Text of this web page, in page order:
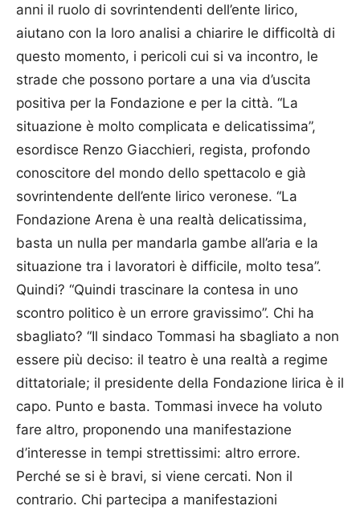
anni il ruolo di sovrintendenti dell’ente lirico,
aiutano con la loro analisi a chiarire le difficoltà di
questo momento, i pericoli cui si va incontro, le
strade che possono portare a una via d’uscita
positiva per la Fondazione e per la città. “La
situazione è molto complicata e delicatissima”,
esordisce Renzo Giacchieri, regista, profondo
conoscitore del mondo dello spettacolo e già
sovrintendente dell’ente lirico veronese. “La
Fondazione Arena è una realtà delicatissima,
basta un nulla per mandarla gambe all’aria e la
situazione tra i lavoratori è difficile, molto tesa”.
Quindi? “Quindi trascinare la contesa in uno
scontro politico è un errore gravissimo”. Chi ha
sbagliato? “Il sindaco Tommasi ha sbagliato a non
essere più deciso: il teatro è una realtà a regime
dittatoriale; il presidente della Fondazione lirica è il
capo. Punto e basta. Tommasi invece ha voluto
fare altro, proponendo una manifestazione
d’interesse in tempi strettissimi: altro errore.
Perché se si è bravi, si viene cercati. Non il
contrario. Chi partecipa a manifestazioni